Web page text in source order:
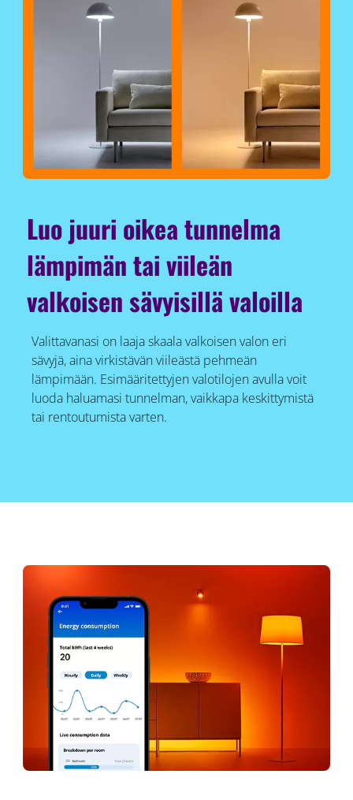
Luo juuri oikea tunnelma
lämpimän tai viileän
valkoisen sävyisillä valoilla
Valittavanasi on laaja skaala valkoisen valon eri
sävyjä, aina virkistävän viileästä pehmeän
lämpimään. Esimääritettyjen valotilojen avulla voit
luoda haluamasi tunnelman, vaikkapa keskittymistä
tai rentoutumista varten.